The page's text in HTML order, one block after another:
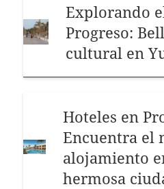
Explorando
Progreso:
cultural en
Hoteles en
Encuentra el
alojamiento
hermosa